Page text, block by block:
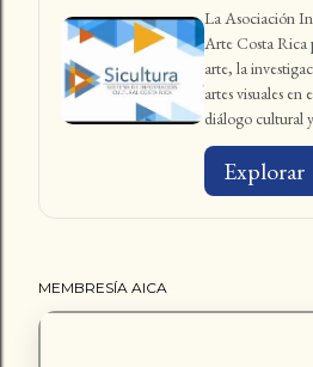
La Asociación
Arte Costa Rica
arte, la
artes visuales en
diálogo cultural
MEMBRESÍA AICA